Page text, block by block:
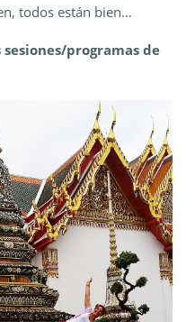
todos están bien…
programas de